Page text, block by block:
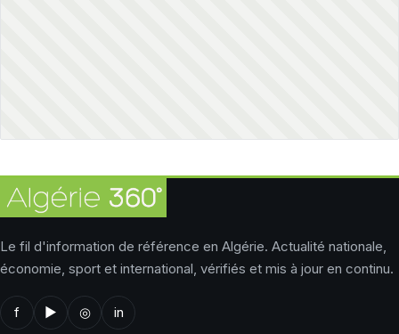
Le fil d'information de référence en Algérie. Actualité nationale,
économie, sport et international, vérifiés et mis à jour en continu.
f ▶ ◎ in